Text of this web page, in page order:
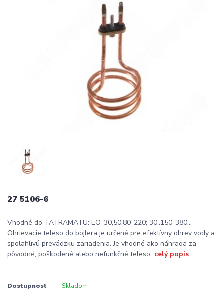
27 5106-6
Vhodné do TATRAMATU: EO-30,50,80-220; 30..150-380...
Ohrievacie teleso do bojlera je určené pre efektívny ohrev vody a
spolahlivú prevádzku zariadenia. Je vhodné ako náhrada za
pôvodné, poškodené alebo nefunkčné teleso celý popis
Dostupnosť Skladom